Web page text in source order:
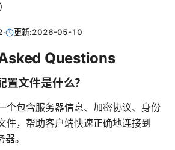
· 更新:2026-05-10
Questions
文件是什么？
个包含服务器信息、加密协议、身份
件，帮助客户端快速正确地连接到
。